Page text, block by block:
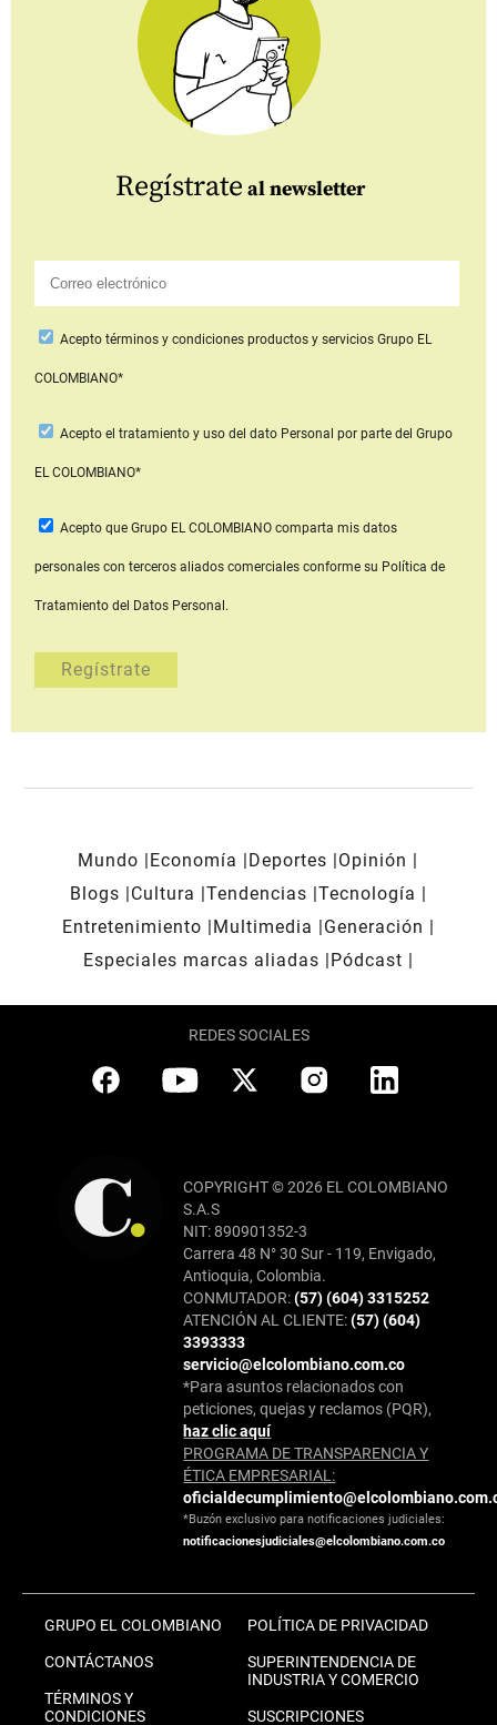
Regístrate al newsletter
Aceptotérminos y condiciones productos y serviciosGrupo EL
COLOMBIANO*
Acepto el tratamiento y uso del dato Personal por parte del Grupo
EL COLOMBIANO*
Acepto que Grupo EL COLOMBIANOcomparta mis datos
personales con terceros aliados comerciales conforme su Política de
Tratamiento del Datos Personal.
Mundo Economía Deportes
Opinión
Blogs
Cultura Tendencias Tecnología
Entretenimiento
Multimedia
Generación
Especiales marcas aliadas
Pódcast
REDES SOCIALES
COPYRIGHT © 2026 EL COLOMBIANO
S.A.S
NIT: 890901352-3
Carrera 48 N° 30 Sur - 119, Envigado,
Antioquia, Colombia.
CONMUTADOR:(57) (604) 3315252
ATENCIÓN AL CLIENTE:(57) (604)
3393333
servicio@elcolombiano.com.co
*Para asuntos relacionados con
peticiones, quejas y reclamos (PQR),
haz clic aquí
PROGRAMA DE TRANSPARENCIA Y
ÉTICA EMPRESARIAL:
*Buzón exclusivo para notificaciones judiciales:
notificacionesjudiciales@elcolombiano.com.co
GRUPO EL COLOMBIANO
CONTÁCTANOS
TÉRMINOS Y
CONDICIONES
POLÍTICA DE PRIVACIDAD
SUPERINTENDENCIA DE
INDUSTRIA Y COMERCIO
SUSCRIPCIONES